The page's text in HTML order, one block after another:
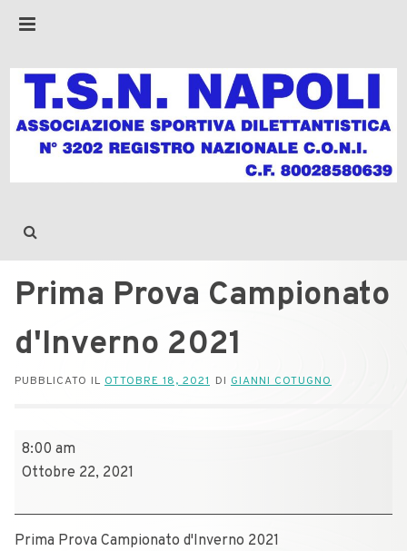
Prima Prova Campionato
d'Inverno 2021
PUBBLICATO IL OTTOBRE 18, 2021 DI GIANNI COTUGNO
8:00 am
Ottobre 22, 2021
Prima Prova Campionato d'Inverno 2021